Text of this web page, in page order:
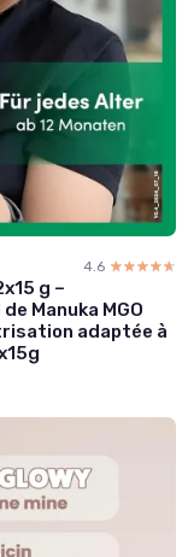
4.6 ☆☆☆☆☆
★★★★★
g –
Manuka MGO
adaptée à